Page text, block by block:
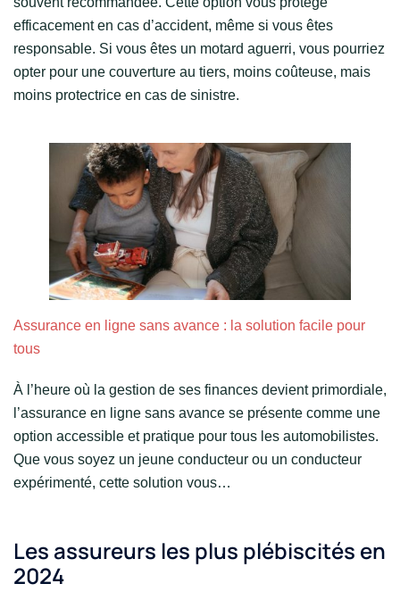
efficacement en cas d’accident, même si vous êtes
responsable. Si vous êtes un motard aguerri, vous pourriez
opter pour une couverture au tiers, moins coûteuse, mais
moins protectrice en cas de sinistre.
Assurance en ligne sans avance : la solution facile pour
tous
À l’heure où la gestion de ses finances devient primordiale,
l’assurance en ligne sans avance se présente comme une
option accessible et pratique pour tous les automobilistes.
Que vous soyez un jeune conducteur ou un conducteur
expérimenté, cette solution vous…
Les assureurs les plus plébiscités en
2024